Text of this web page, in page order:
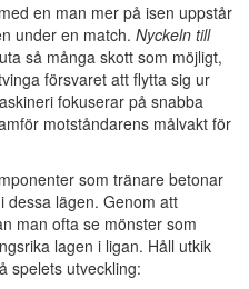
en man mer på isen uppstår
under en match. Nyckeln till
så många skott som möjligt,
försvaret att flytta sig ur
fokuserar på snabba
motståndarens målvakt för
som tränare betonar
dessa lägen. Genom att
man ofta se mönster som
lagen i ligan. Håll utkik
spelets utveckling: